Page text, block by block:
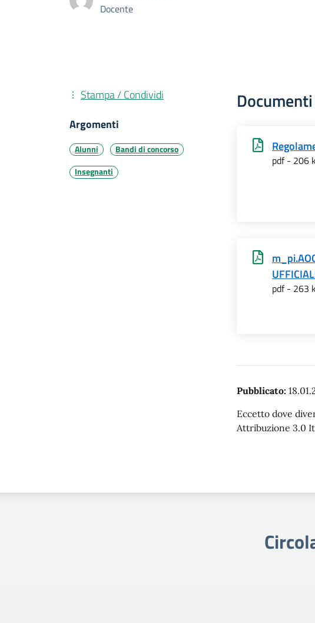
Docente
Documenti
pdf - 206
pdf - 263
Pubblicato:
Eccetto dove
Attribuzione 3.0
Stampa / Condividi
Argomenti
Alunni
Bandi di concorso
Insegnanti